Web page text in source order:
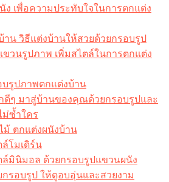
เพื่อความประทับใจในการตกแต่ง
น วิธีแต่งบ้านให้สวยด้วยกรอบรูป
วนรูปภาพ เพิ่มสไตล์ในการตกแต่ง
บรูปภาพตกแต่งบ้าน
ดีๆ มาสู่บ้านของคุณด้วยกรอบรูปและ
ซ้ำใคร
ม้ ตกแต่งผนังบ้าน
โมเดิร์น
ล์มินิมอล ด้วยกรอบรูปแขวนผนัง
รอบรูป ให้ดูอบอุ่นและสวยงาม